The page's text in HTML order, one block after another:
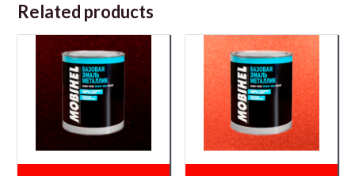
Related products